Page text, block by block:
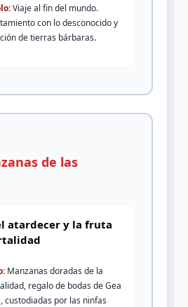
Viaje al fin del mundo.
con lo desconocido y
de tierras bárbaras.
de las
atardecer y la fruta
Manzanas doradas de la
regalo de bodas de Gea
custodiadas por las ninfas